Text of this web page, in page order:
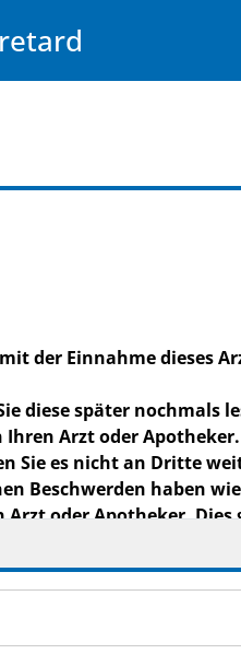
der Einnahme dieses
diese später nochmals
Ihren Arzt oder Apotheker.
Sie es nicht an Dritte
Beschwerden haben
Arzt oder Apotheker.
sind. Siehe